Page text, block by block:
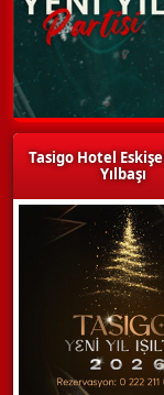
Tasigo Hotel
Yılbaşı